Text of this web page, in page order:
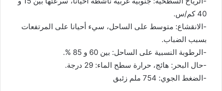
40 كم/س.
-الانقشاع: متوسط على الساحل، سيء أحيانا على المرتفعات
بسبب الضباب.
-الرطوبة النسبية على الساحل: بين 60 و 85 %.
-حال البحر: هائج، حرارة سطح الماء: 29 درجة.
-الضغط الجوي: 754 ملم زئبق